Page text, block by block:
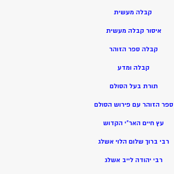
קבלה מעשית
איסור קבלה מעשית
קבלה ספר הזוהר
קבלה ומדע
תורת בעל הסולם
ספר הזוהר עם פירוש הסולם
עץ חיים האר”י הקדוש
רבי ברוך שלום הלוי אשלג
רבי יהודה לייב אשלג